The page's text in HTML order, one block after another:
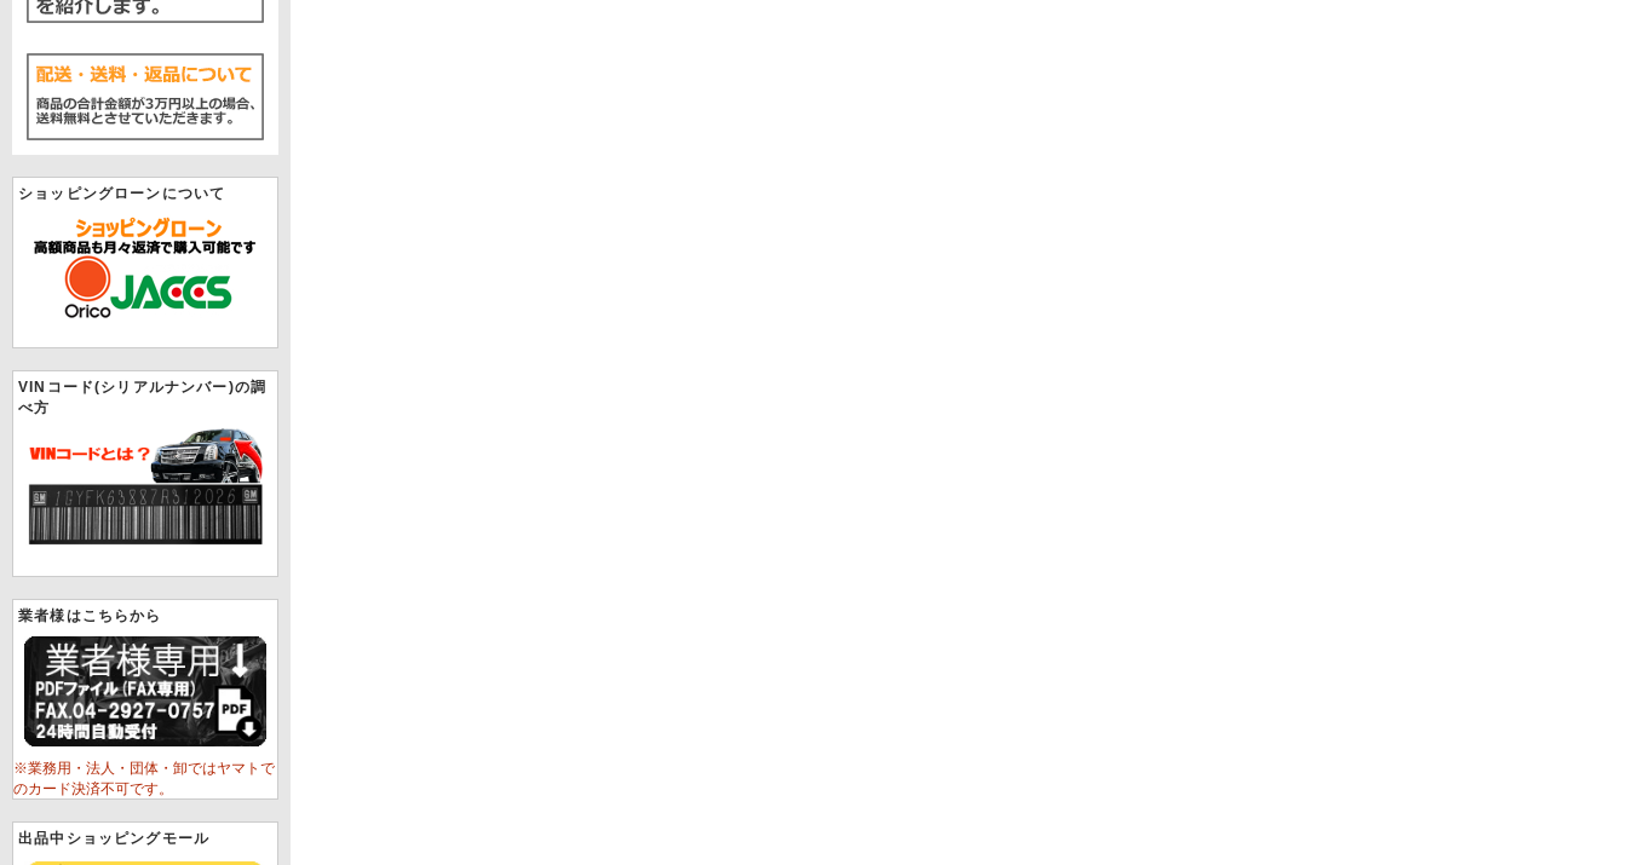
ショッピングローンについて
VINコード(シリアルナンバー)の調
べ方
業者様はこちらから
※業務用・法人・団体・卸ではヤマトで
のカード決済不可です。
出品中ショッピングモール